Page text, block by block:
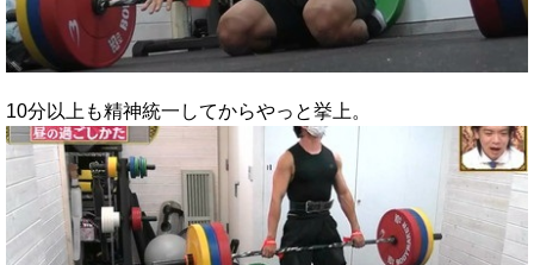
10分以上も精神統一してからやっと挙上。